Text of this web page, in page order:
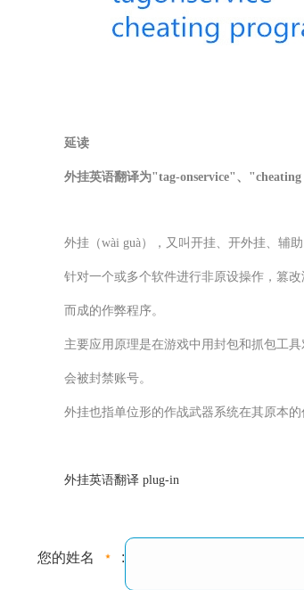
延读
外挂英语翻译为"tag-onservice"、
外挂（wài guà），又叫开挂、开外挂、辅
针对一个或多个软件进行非原设操作，篡
而成的作弊程序。
主要应用原理是在游戏中用封包和抓包工
会被封禁账号。
外挂也指单位形的作战武器系统在其原本
外挂英语翻译 plug-in
您的姓名 :